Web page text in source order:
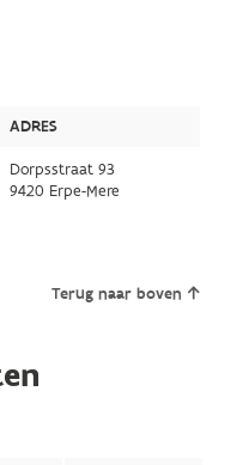
ADRES
Dorpsstraat 93
9420 Erpe-Mere
Terug naar boven